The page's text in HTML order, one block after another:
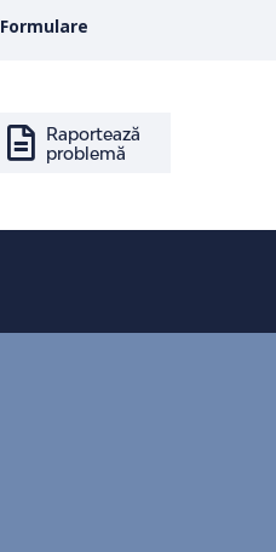
Formulare
Raportează
problemă